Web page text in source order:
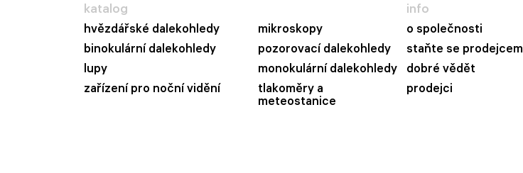
katalog
hvězdářské dalekohledy
mikroskopy
binokulární dalekohledy
pozorovací dalekohledy
lupy
monokulární dalekohledy
zařízení pro noční vidění
tlakoměry a
meteostanice
info
o společnosti
staňte se prodejcem
dobré vědět
prodejci